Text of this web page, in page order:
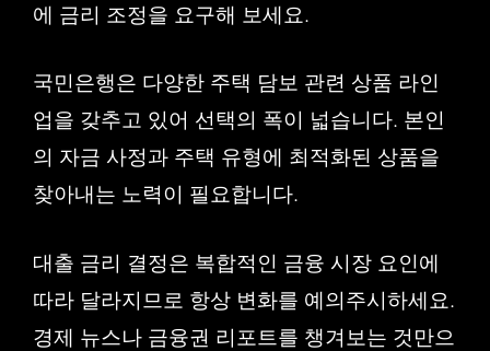
에 금리 조정을 요구해 보세요.
국민은행은 다양한 주택 담보 관련 상품 라인
업을 갖추고 있어 선택의 폭이 넓습니다. 본인
의 자금 사정과 주택 유형에 최적화된 상품을
찾아내는 노력이 필요합니다.
대출 금리 결정은 복합적인 금융 시장 요인에
따라 달라지므로 항상 변화를 예의주시하세요.
경제 뉴스나 금융권 리포트를 챙겨보는 것만으